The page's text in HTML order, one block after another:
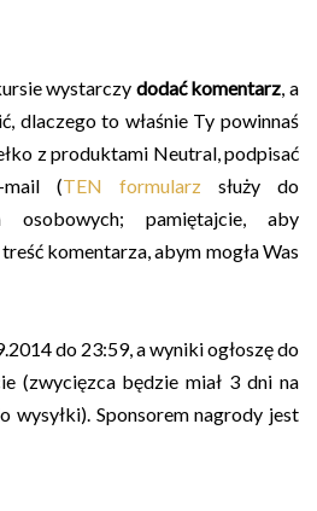
wystarczy dodać komentarz, a
dlaczego to właśnie Ty powinnaś
z produktami Neutral, podpisać
(TEN formularzsłuży do
osobowych; pamiętajcie, aby
komentarza, abym mogła Was
do 23:59, a wyniki ogłoszę do
(zwycięzca będzie miał 3 dni na
wysyłki). Sponsorem nagrody jest